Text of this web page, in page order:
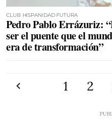
CLUB HISPANIDAD FUTURA
Pedro Pablo Errázuriz:
ser el puente que el
era de transformación”
1 2